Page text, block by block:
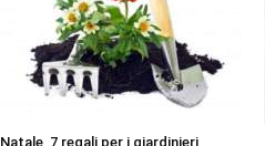
Natale, 7 regali per i giardinieri